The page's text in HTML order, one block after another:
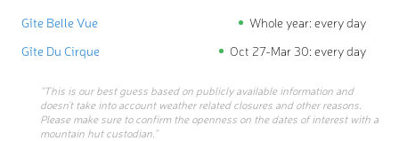
Gîte Belle Vue
Whole year: every day
Gîte Du Cirque
Oct 27-Mar 30: every day
“This is our best guess based on publicly available information and
doesn’t take into account weather related closures and other reasons.
Please make sure to confirm the openness on the dates of interest with a
mountain hut custodian.”